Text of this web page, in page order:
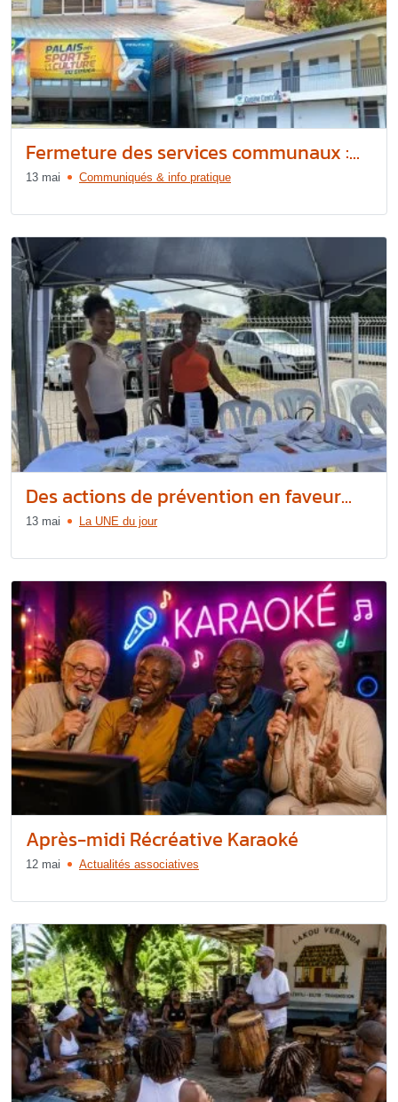
Fermeture des services communaux :...
13 mai Communiqués & info pratique
Des actions de prévention en faveur...
13 mai La UNE du jour
Après-midi Récréative Karaoké
12 mai Actualités associatives